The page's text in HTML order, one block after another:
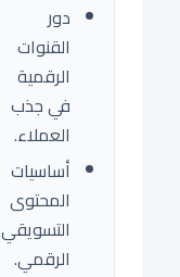
دور
القنوات
الرقمية
في جذب
العملاء.
أساسيات
المحتوى
التسويقي
الرقمي.